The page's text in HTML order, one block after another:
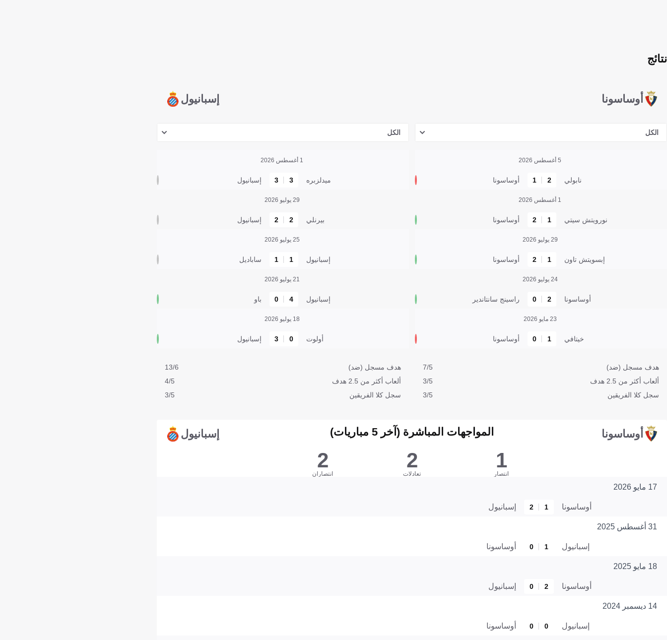
أوساسونا
نتائج
إسبانيول
الكل
5 أغسطس 2026
نابولي 2
1 أوساسونا
1 أغسطس 2026
نورويتش سيتي 1
2 أوساسونا
29 يوليو 2026
إبسويتش تاون 1
2 أوساسونا
24 يوليو 2026
أوساسونا 2
0 راسينج سانتاندير
23 مايو 2026
خيتافي 1
0 أوساسونا
هدف مسجل (ضد)
7/5
ألعاب أكثر من 2.5 هدف
3/5
سجل كلا الفريقين
3/5
الكل
1 أغسطس 2026
ميدلزبره 3
3 إسبانيول
29 يوليو 2026
بيرنلي 2
2 إسبانيول
25 يوليو 2026
إسبانيول 1
1 ساباديل
21 يوليو 2026
إسبانيول 4
0 باو
18 يوليو 2026
أولوت 0
3 إسبانيول
هدف مسجل (ضد)
13/6
ألعاب أكثر من 2.5 هدف
4/5
سجل كلا الفريقين
3/5
أوساسونا المواجهات المباشرة (آخر 5 مباريات) إسبانيول
1
انتصار
2
تعادلات
2
انتصاران
17 مايو 2026
أوساسونا 1
2 إسبانيول
31 أغسطس 2025
إسبانيول 1
0 أوساسونا
18 مايو 2025
أوساسونا 2
0 إسبانيول
14 ديسمبر 2024
إسبانيول 0
0 أوساسونا